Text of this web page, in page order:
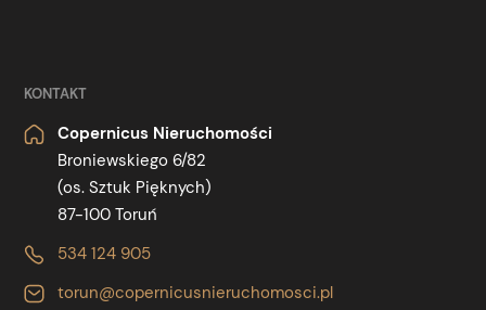
KONTAKT
Copernicus Nieruchomości
Broniewskiego 6/82
(os. Sztuk Pięknych)
87-100 Toruń
534 124 905
torun@copernicusnieruchomosci.pl